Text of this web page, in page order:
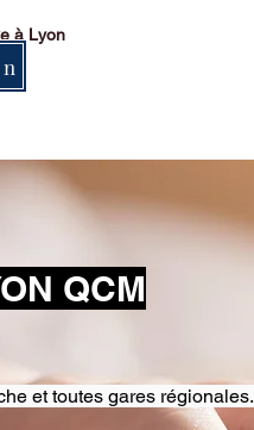
à Lyon
QCM
et toutes gares régionales.